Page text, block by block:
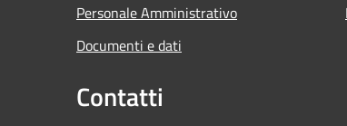
Personale Amministrativo
Documenti e dati
Contatti